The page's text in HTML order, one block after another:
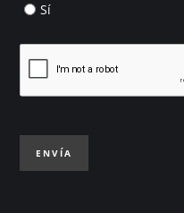
Sí
ENVÍA